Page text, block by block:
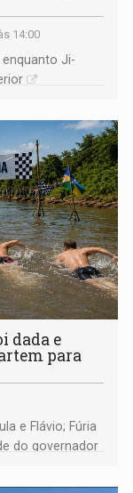
14:00
Ji-
dada e
para
e Flávio; Fúria
do governador
evento em